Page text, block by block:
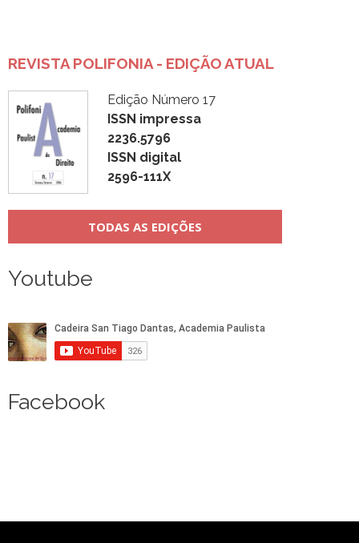
REVISTA POLIFONIA - EDIÇÃO ATUAL
Edição Número 17
ISSN impressa
2236.5796
ISSN digital
2596-111X
TODAS AS EDIÇÕES
Youtube
Facebook